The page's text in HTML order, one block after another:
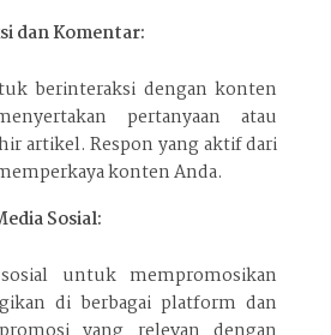
dan Komentar:
berinteraksi dengan konten
pertanyaan atau
artikel. Respon yang aktif dari
konten Anda.
Sosial:
untuk mempromosikan
di berbagai platform dan